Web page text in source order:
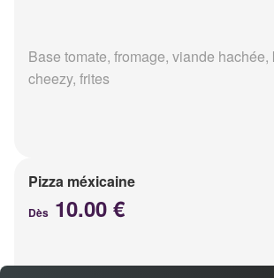
Base tomate, fromage, viande hachée,
cheezy, frites
Pizza méxicaine
Dès 10.00 €